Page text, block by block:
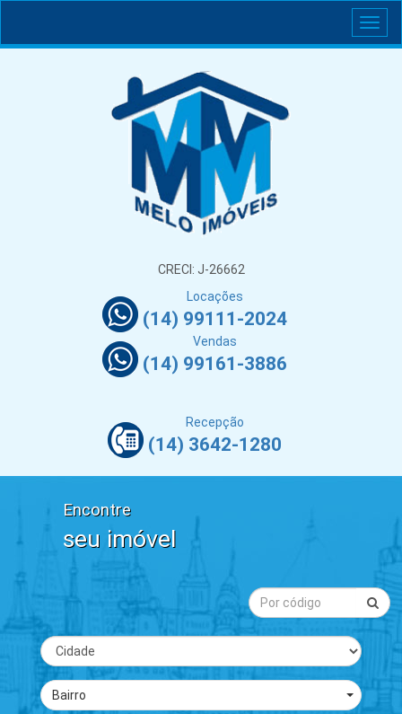
CRECI: J-26662
Locações
(14) 99111-2024
Vendas
(14) 99161-3886
Recepção
(14) 3642-1280
Encontre
seu imóvel
Bairro